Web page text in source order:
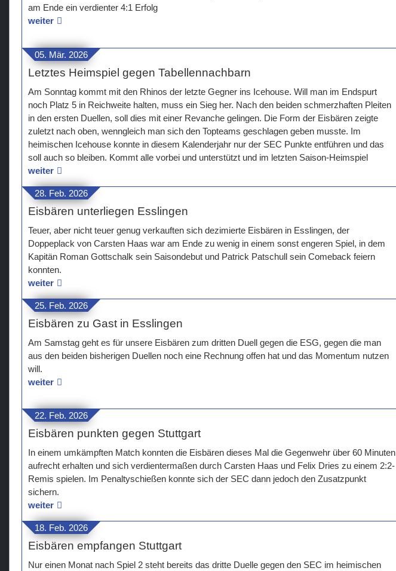
am Ende ein verdienter 4:1 Erfolg
weiter
05. Mär. 2026
Letztes Heimspiel gegen Tabellennachbarn
Am Sonntag kommt mit den Rhinos der letzte Gegner ins Icehouse. Will man im Endspurt
noch Platz 5 in Reichweite halten, muss ein Sieg her. Nach den beiden schmerzhaften Pleiten
in den ersten Duellen, soll dies mit einer Revanche gelingen. Die Form der Eisbären zeigte
zuletzt nach oben, wenngleich man sich den Topteams geschlagen geben musste. Im
heimischen Icehouse konnte in diesem Kalenderjahr nur der SEC Punkte entführen und das
soll auch so bleiben. Kommt alle vorbei und unterstützt und im letzten Saison-Heimspiel
weiter
28. Feb. 2026
Eisbären unterliegen Esslingen
Teuer, aber nicht teuer genug verkauften sich dezimierte Eisbären in Esslingen, der
Doppeplack von Carsten Haas war am Ende zu wenig in einem sonst engeren Spiel, in dem
Kapitän Roman Gottschalk sein Saisondebut und Patrick Patschull sein Comeback feiern
konnten.
weiter
25. Feb. 2026
Eisbären zu Gast in Esslingen
Am Samstag geht es für unsere Eisbären zum dritten Duell gegen die ESG, gegen die man
aus den beiden bisherigen Duellen noch eine Rechnung offen hat und das Momentum nutzen
will.
weiter
22. Feb. 2026
Eisbären punkten gegen Stuttgart
In einem umkämpften Match konnten die Eisbären dieses Mal die Gegenwehr über 60 Minuten
aufrecht erhalten und sich verdientermaßen durch Carsten Haas und Felix Dries zu einem 2:2-
Remis spielen. Im Penaltyschießen konnte sich der SEC dann jedoch den Zusatzpunkt
sichern.
weiter
18. Feb. 2026
Eisbären empfangen Stuttgart
Nur einen Monat nach Spiel 2 steht bereits das dritte Duelle gegen den SEC im heimischen